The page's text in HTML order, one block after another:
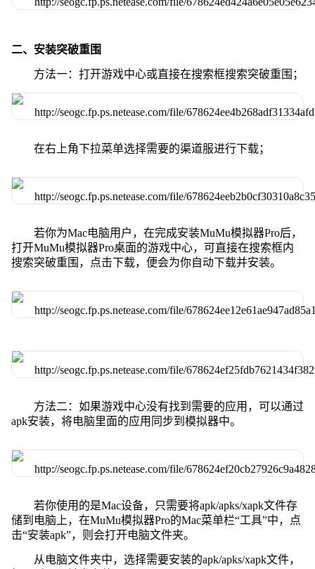
二、安装突破重围
方法一：打开游戏中心或直接在搜索框搜索突破重围；
在右上角下拉菜单选择需要的渠道服进行下载；
若你为Mac电脑用户，在完成安装MuMu模拟器Pro后，
打开MuMu模拟器Pro桌面的游戏中心，可直接在搜索框内
搜索突破重围，点击下载，便会为你自动下载并安装。
方法二：如果游戏中心没有找到需要的应用，可以通过
apk安装，将电脑里面的应用同步到模拟器中。
若你使用的是Mac设备，只需要将apk/apks/xapk文件存
储到电脑上，在MuMu模拟器Pro的Mac菜单栏“工具”中，点
击“安装apk”，则会打开电脑文件夹。
从电脑文件夹中，选择需要安装的apk/apks/xapk文件，